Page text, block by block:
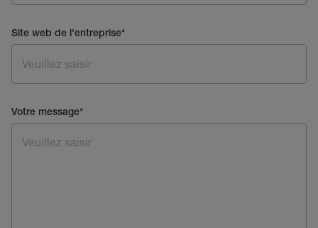
Site web de l'entreprise*
Votre message*